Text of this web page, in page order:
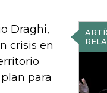
Draghi,
crisis en
para